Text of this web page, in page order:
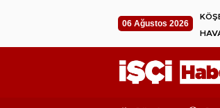
06 Ağustos 2026